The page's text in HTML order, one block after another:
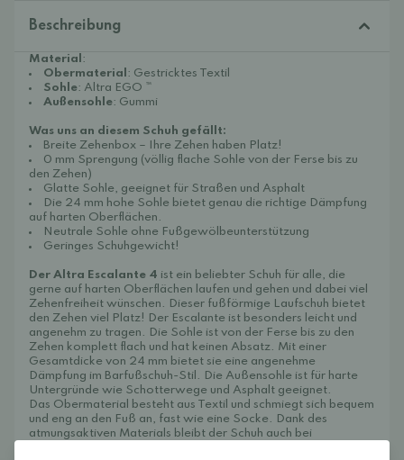
Beschreibung
Material :
Obermaterial : Gestricktes Textil
Sohle: Altra EGO ™
Außensohle: Gummi
Was uns an diesem Schuh gefällt:
Breite Zehenbox – Ihre Zehen haben Platz!
0 mm Sprengung (völlig flache Sohle von der Ferse bis zu
den Zehen)
Glatte Sohle, geeignet für Straßen und Asphalt
Die 24 mm hohe Sohle bietet genau die richtige Dämpfung
auf harten Oberflächen.
Neutrale Sohle ohne Fußgewölbeunterstützung
Geringes Schuhgewicht!
Der Altra Escalante 4 ist ein beliebter Schuh für alle, die
gerne auf harten Oberflächen laufen und gehen und dabei viel
Zehenfreiheit wünschen. Dieser fußförmige Laufschuh bietet
den Zehen viel Platz! Der Escalante ist besonders leicht und
angenehm zu tragen. Die Sohle ist von der Ferse bis zu den
Zehen komplett flach und hat keinen Absatz. Mit einer
Gesamtdicke von 24 mm bietet sie eine angenehme
Dämpfung im Barfußschuh-Stil. Die Außensohle ist für harte
Untergründe wie Schotterwege und Asphalt geeignet.
Das Obermaterial besteht aus Textil und schmiegt sich bequem
und eng an den Fuß an, fast wie eine Socke. Dank des
atmungsaktiven Materials bleibt der Schuh auch bei